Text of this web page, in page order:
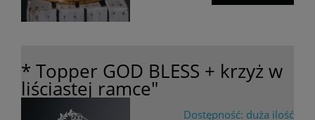
* Topper GOD BLESS + krzyż w
liściastej ramce"
Dostępność: duża ilość